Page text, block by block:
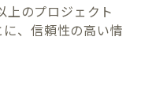
上のプロジェクト
、信頼性の高い情